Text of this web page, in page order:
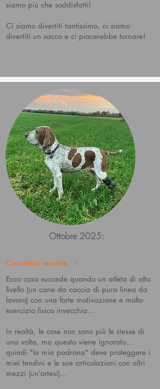
siamo più che soddisfatti!
Ci siamo divertiti tantissimo, ci siamo
divertiti un sacco e ci piacerebbe tornare!
Ottobre 2025:
Cacciatori vecchie...!
Ecco cosa succede quando un atleta di alto
livello (un cane da caccia di pura linea da
lavoro) con una forte motivazione e molto
esercizio fisico invecchia...
In realtà, le cose non sono più le stesse di
una volta, ma questo viene ignorato...
quindi "la mia padrona" deve proteggere i
miei tendini e le sue articolazioni con altri
mezzi (un'ortesi)...